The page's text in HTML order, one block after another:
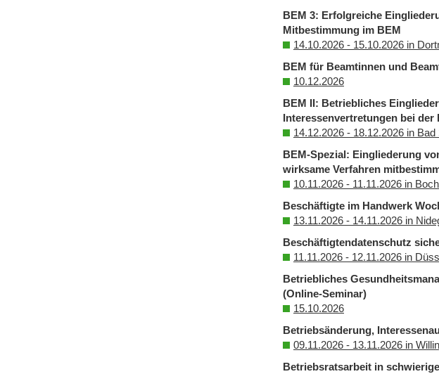
BEM 3: Erfolgreiche
Mitbestimmung im BEM
14.10.2026 - 15.10.2026 in
BEM für Beamtinnen und
10.12.2026
BEM II: Betriebliches
Interessenvertretungen bei
14.12.2026 - 18.12.2026 in
BEM-Spezial: Eingliederung
wirksame Verfahren
10.11.2026 - 11.11.2026 in
Beschäftigte im Handwerk
13.11.2026 - 14.11.2026 in
Beschäftigtendatenschutz
11.11.2026 - 12.11.2026 in
Betriebliches
(Online-Seminar)
15.10.2026
Betriebsänderung,
09.11.2026 - 13.11.2026 in
Betriebsratsarbeit in